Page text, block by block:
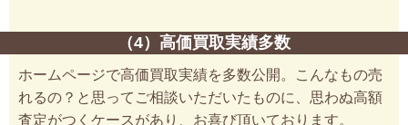
（4）高価買取実績多数
ホームページで高価買取実績を多数公開。こんなもの売
れるの？と思ってご相談いただいたものに、思わぬ高額
査定がつくケースがあり、お喜び頂いております。